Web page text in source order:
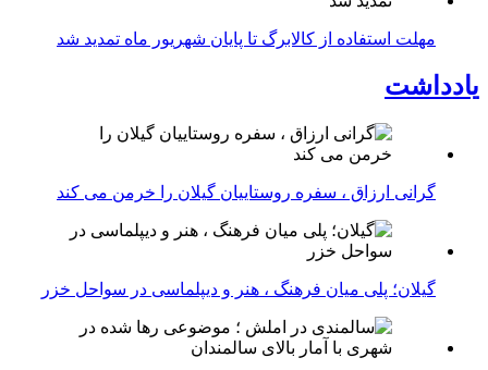
مهلت استفاده از کالابرگ تا پایان شهریور ماه تمدید شد
یادداشت
گرانی ارزاق ، سفره روستاییان گیلان را خرمن می کند
گیلان؛ پلی میان فرهنگ ، هنر و دیپلماسی در سواحل خزر